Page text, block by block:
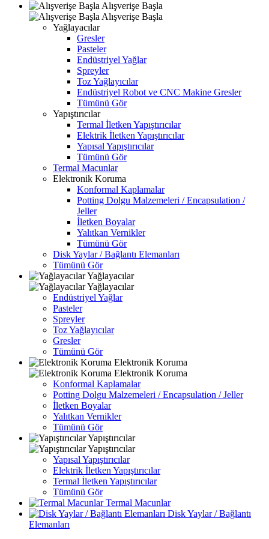
Alışverişe Başla
Alışverişe Başla
Yağlayacılar
Gresler
Pasteler
Endüstriyel Yağlar
Spreyler
Toz Yağlayıcılar
Endüstriyel Robot ve CNC Makine Gresler
Tümünü Gör
Yapıştırıcılar
Termal İletken Yapıştırıcılar
Elektrik İletken Yapıştırıcılar
Yapısal Yapıştırıcılar
Tümünü Gör
Termal Macunlar
Elektronik Koruma
Konformal Kaplamalar
Potting Dolgu Malzemeleri / Encapsulation /
Jeller
İletken Boyalar
Yalıtkan Vernikler
Tümünü Gör
Disk Yaylar / Bağlantı Elemanları
Tümünü Gör
Yağlayacılar
Yağlayacılar
Endüstriyel Yağlar
Pasteler
Spreyler
Toz Yağlayıcılar
Gresler
Tümünü Gör
Elektronik Koruma
Elektronik Koruma
Konformal Kaplamalar
Potting Dolgu Malzemeleri / Encapsulation / Jeller
İletken Boyalar
Yalıtkan Vernikler
Tümünü Gör
Yapıştırıcılar
Yapıştırıcılar
Yapısal Yapıştırıcılar
Elektrik İletken Yapıştırıcılar
Termal İletken Yapıştırıcılar
Tümünü Gör
Termal Macunlar
Disk Yaylar / Bağlantı
Elemanları